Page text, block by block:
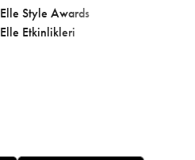
Elle Style Awards
Elle Etkinlikleri